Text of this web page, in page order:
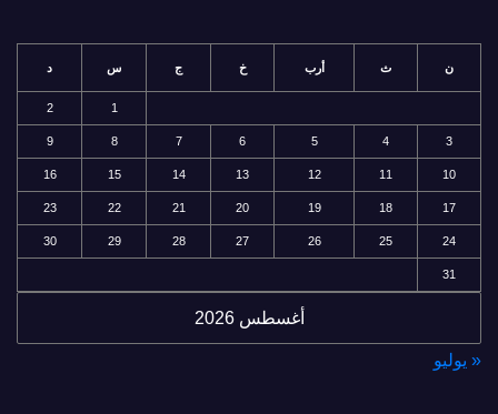
أغسطس 2026
ن ث أرب خ ج س د
1
2
3
4
5
6
7
8
9
10
11
12
13
14
15
16
17
18
19
20
21
22
23
24
25
26
27
28
29
30
31
« يوليو